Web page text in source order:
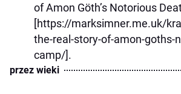
of Amon Göth’s Notorious
[https://marksimner.me.uk/
the-real-story-of-amon-goths-
camp/].
przez wieki